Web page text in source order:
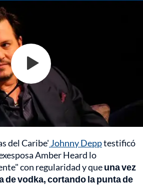
del Caribe' Johnny Depptestificó
Amber Heard lo
con regularidad y queuna vez
de vodka, cortando la punta de